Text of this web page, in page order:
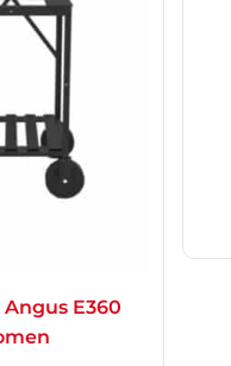
Angus E360